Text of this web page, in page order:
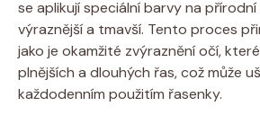
se aplikují speciální barvy na
výraznější a tmavší. Tento proces
jako je okamžité zvýraznění očí,
plnějších a dlouhých řas, což může
každodenním použitím řasenky.